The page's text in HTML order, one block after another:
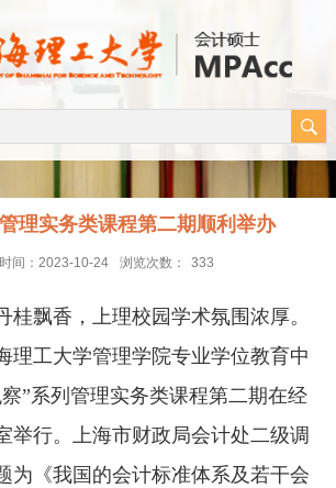
理实务类课程第二期顺利举办
间：2023-10-24 浏览次数： 333
桂飘香，上理校园学术氛围浓厚。
理工大学管理学院专业学位教育中
”系列管理实务类课程第二期在经
举行。上海市财政局会计处二级调
为《我国的会计标准体系及若干会